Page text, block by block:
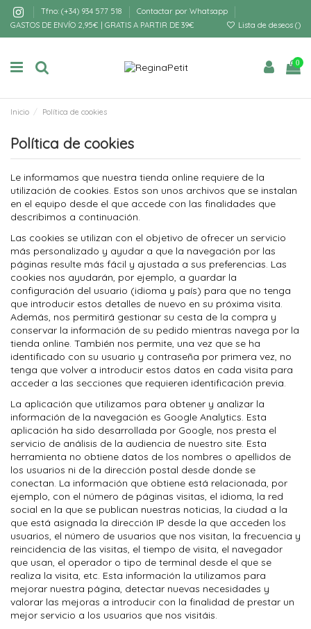
Tfno: (+34) 934 577 518
Contactar por Whatsapp
GASTOS DE ENVÍO 2,95€ | GRATIS A PARTIR DE 39€
Lista de deseos ()
0
Inicio Política de cookies
Política de cookies
Le informamos que nuestra tienda online requiere de la
utilización de cookies. Estos son unos archivos que se instalan
en el equipo desde el que accede con las finalidades que
describimos a continuación.
Las cookies se utilizan con el objetivo de ofrecer un servicio
más personalizado y ayudar a que la navegación por las
páginas resulte más fácil y ajustada a sus preferencias. Las
cookies nos ayudarán, por ejemplo, a guardar la
configuración del usuario (idioma y país) para que no tenga
que introducir estos detalles de nuevo en su próxima visita.
Además, nos permitirá gestionar su cesta de la compra y
conservar la información de su pedido mientras navega por la
tienda online. También nos permite, una vez que se ha
identificado con su usuario y contraseña por primera vez, no
tenga que volver a introducir estos datos en cada visita para
acceder a las secciones que requieren identificación previa.
La aplicación que utilizamos para obtener y analizar la
información de la navegación es Google Analytics. Esta
aplicación ha sido desarrollada por Google, nos presta el
servicio de análisis de la audiencia de nuestro site. Esta
herramienta no obtiene datos de los nombres o apellidos de
los usuarios ni de la dirección postal desde donde se
conectan. La información que obtiene está relacionada, por
ejemplo, con el número de páginas visitas, el idioma, la red
social en la que se publican nuestras noticias, la ciudad a la
que está asignada la dirección IP desde la que acceden los
usuarios, el número de usuarios que nos visitan, la frecuencia y
reincidencia de las visitas, el tiempo de visita, el navegador
que usan, el operador o tipo de terminal desde el que se
realiza la visita, etc. Esta información la utilizamos para
mejorar nuestra página, detectar nuevas necesidades y
valorar las mejoras a introducir con la finalidad de prestar un
mejor servicio a los usuarios que nos visitáis.